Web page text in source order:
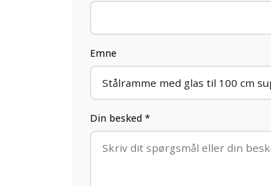
Emne
Din besked *